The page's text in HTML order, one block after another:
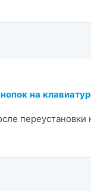
на
переустановки